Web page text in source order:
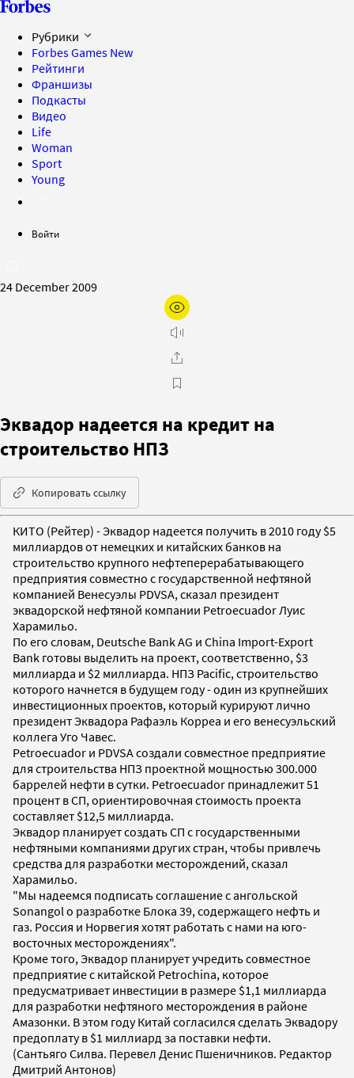
Рубрики
Forbes Games New
Рейтинги
Франшизы
Подкасты
Видео
Life
Woman
Sport
Young
Войти
24 December 2009
Эквадор надеется на кредит на
строительство НПЗ
Копировать ссылку
КИТО (Рейтер) - Эквадор надеется получить в 2010 году $5
миллиардов от немецких и китайских банков на
строительство крупного нефтеперерабатывающего
предприятия совместно с государственной нефтяной
компанией Венесуэлы PDVSA, сказал президент
эквадорской нефтяной компании Petroecuador Луис
Харамильо.
По его словам, Deutsche Bank AG и China Import-Export
Bank готовы выделить на проект, соответственно, $3
миллиарда и $2 миллиарда. НПЗ Pacific, строительство
которого начнется в будущем году - один из крупнейших
инвестиционных проектов, который курируют лично
президент Эквадора Рафаэль Корреа и его венесуэльский
коллега Уго Чавес.
Petroecuador и PDVSA создали совместное предприятие
для строительства НПЗ проектной мощностью 300.000
баррелей нефти в сутки. Petroecuador принадлежит 51
процент в СП, ориентировочная стоимость проекта
составляет $12,5 миллиарда.
Эквадор планирует создать СП с государственными
нефтяными компаниями других стран, чтобы привлечь
средства для разработки месторождений, сказал
Харамильо.
"Мы надеемся подписать соглашение с ангольской
Sonangol о разработке Блока 39, содержащего нефть и
газ. Россия и Норвегия хотят работать с нами на юго-
восточных месторождениях".
Кроме того, Эквадор планирует учредить совместное
предприятие с китайской Petrochina, которое
предусматривает инвестиции в размере $1,1 миллиарда
для разработки нефтяного месторождения в районе
Амазонки. В этом году Китай согласился сделать Эквадору
предоплату в $1 миллиард за поставки нефти.
(Сантьяго Силва. Перевел Денис Пшеничников. Редактор
Дмитрий Антонов)